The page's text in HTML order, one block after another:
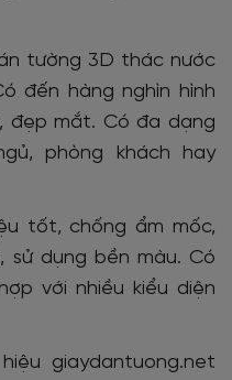
tường 3D thác nước
đến hàng nghìn hình
đẹp mắt. Có đa dạng
phòng khách hay
tốt, chống ẩm mốc,
dụng bền màu. Có
với nhiều kiểu diện
giaydantuong.net